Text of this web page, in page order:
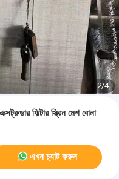
2/4
ফিল্টার স্ক্রিন মেশ বোনা
এখন চ্যাট করুন